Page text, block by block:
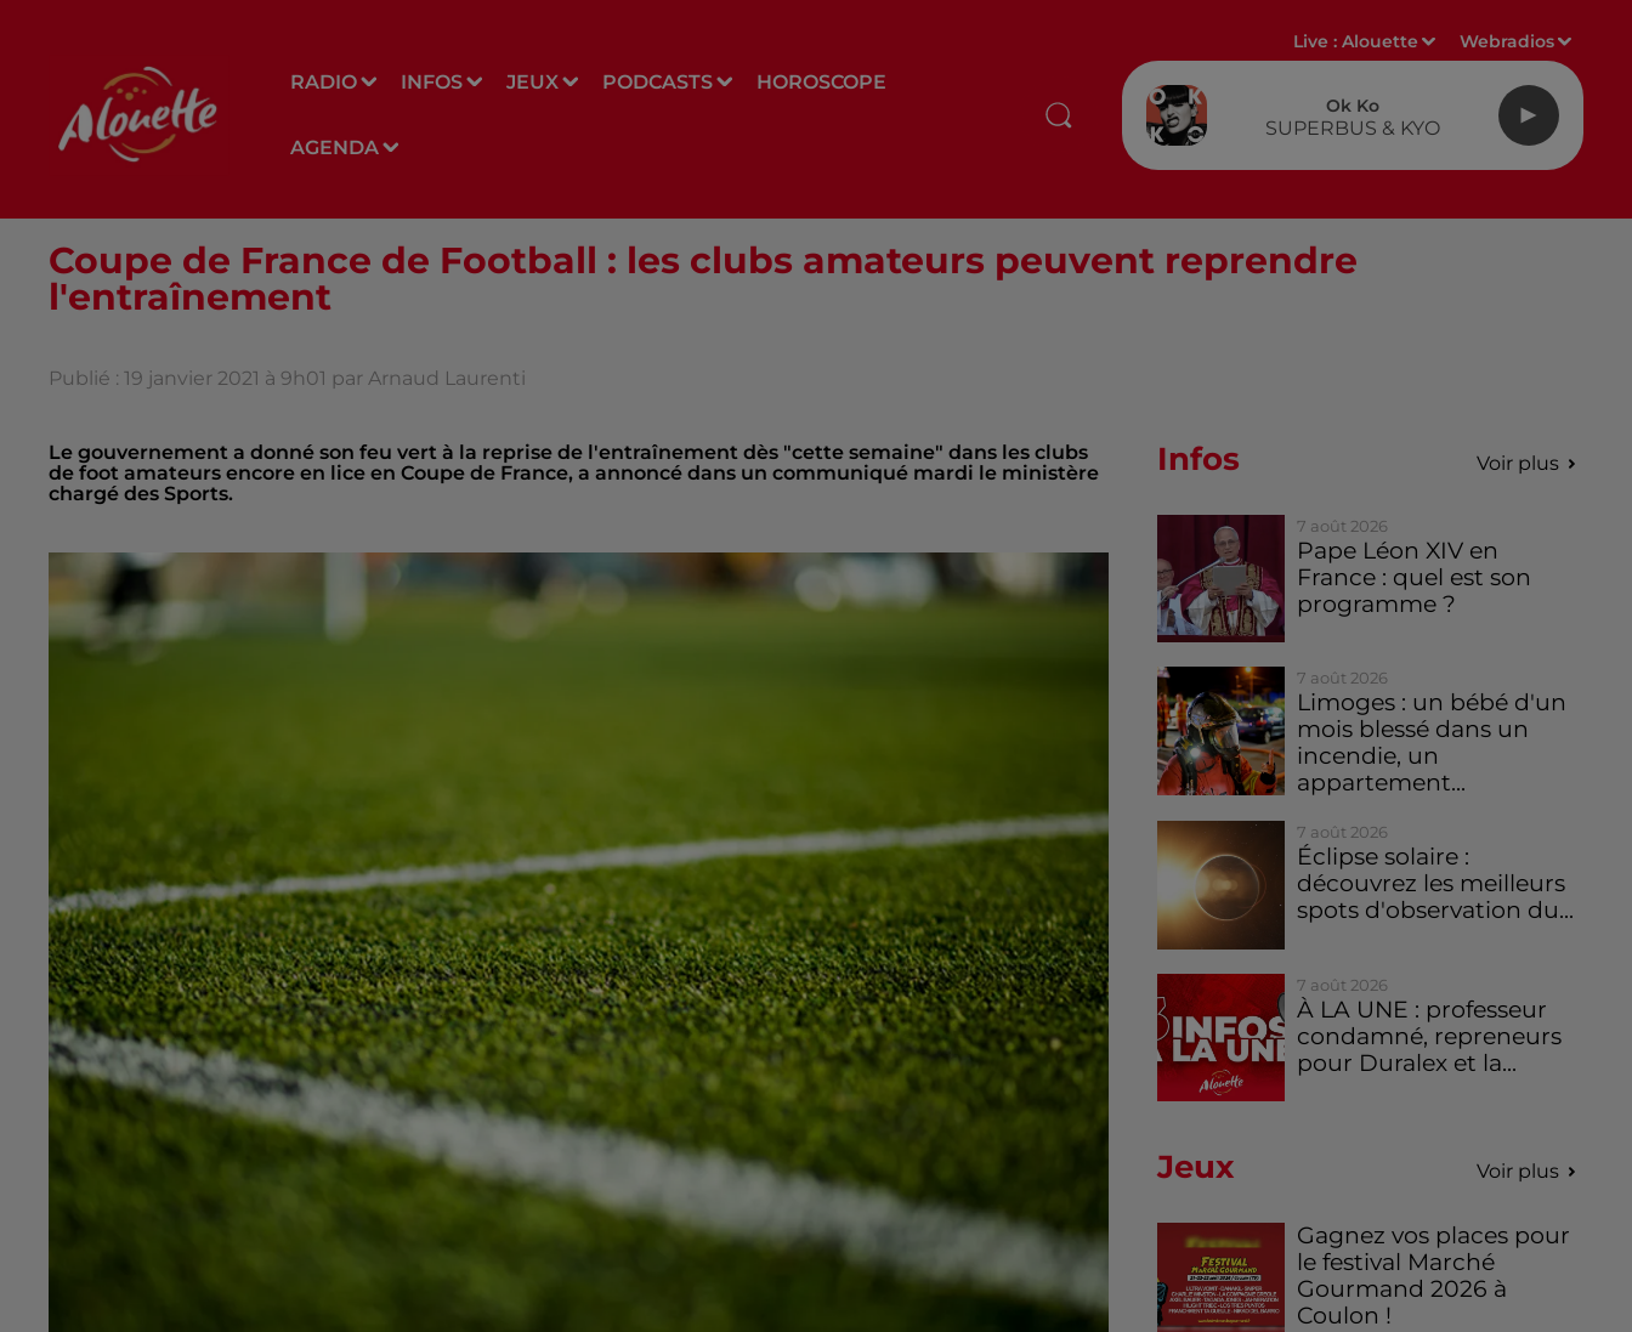
RADIO INFOS JEUX PODCASTS HOROSCOPE
AGENDA
Live :Alouette Webradios
Ok Ko
SUPERBUS & KYO
Coupe de France de Football : les clubs amateurs peuvent reprendre
l'entraînement
Publié : 19 janvier 2021 à 9h01 par Arnaud Laurenti
Le gouvernement a donné son feu vert à la reprise de l'entraînement dès "cette semaine" dans les clubs
de foot amateurs encore en lice en Coupe de France, a annoncé dans un communiqué mardi le ministère
chargé des Sports.
Infos Voir plus
7 août 2026
Pape Léon XIV en
France : quel est son
programme ?
7 août 2026
Limoges : un bébé d'un
mois blessé dans un
incendie, un
appartement...
7 août 2026
Éclipse solaire :
découvrez les meilleurs
spots d'observation du...
7 août 2026
À LA UNE : professeur
condamné, repreneurs
pour Duralex et la...
Jeux Voir plus
Gagnez vos places pour
le festival Marché
Gourmand 2026 à
Coulon !